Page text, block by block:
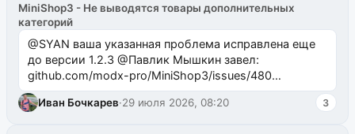
MiniShop3 - Не выводятся товары дополнительных
категорий
@SYAN ваша указанная проблема исправлена еще
до версии 1.2.3 @Павлик Мышкин завел:
github.com/modx-pro/MiniShop3/issues/480
github.com/modx-pro/MiniShop3/issues/481Исправим
в б...
Иван Бочкарев·29 июля 2026, 08:20 3